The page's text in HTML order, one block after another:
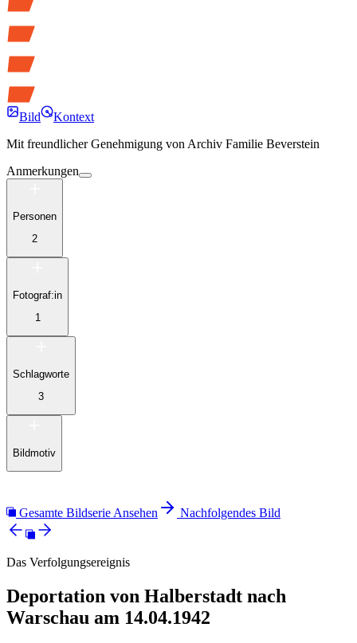
Bild
Kontext
Mit freundlicher Genehmigung vonArchiv Familie Beverstein
Anmerkungen
Personen
2
Fotograf:in
1
Schlagworte
3
Bildmotiv
Gesamte Bildserie Ansehen Nachfolgendes Bild
Das Verfolgungsereignis
Deportation von Halberstadt nach
Warschau am 14.04.1942